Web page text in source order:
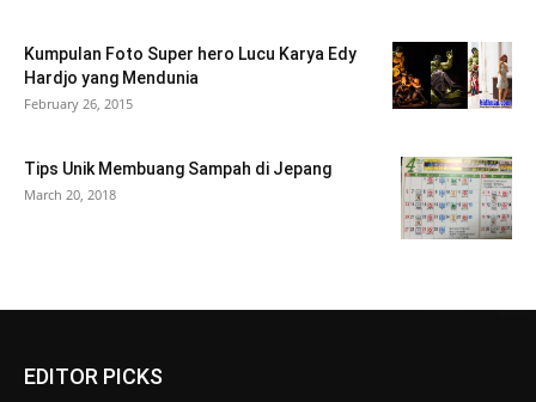
Kumpulan Foto Super hero Lucu Karya Edy
Hardjo yang Mendunia
February 26, 2015
Tips Unik Membuang Sampah di Jepang
March 20, 2018
EDITOR PICKS